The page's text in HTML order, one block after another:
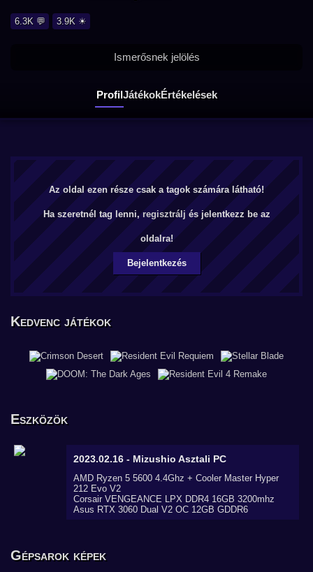
6.3K 💬 3.9K ☀
ProfilJátékokÉrtékelések
Ismerősnek jelölés
Az oldal ezen része csak a tagok számára látható!
Ha szeretnél tag lenni, regisztrálj és jelentkezz be az
oldalra!
Bejelentkezés
Kedvenc játékok
Eszközök
2023.02.16 - Mizushio Asztali PC
AMD Ryzen 5 5600 4.4Ghz + Cooler Master Hyper
212 Evo V2
Corsair VENGEANCE LPX DDR4 16GB 3200mhz
Asus RTX 3060 Dual V2 OC 12GB GDDR6
Gépsarok képek